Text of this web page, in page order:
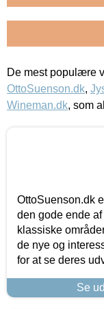
De mest populære
OttoSuenson.dk,
Wineman.dk, som
OttoSuenson.dk
den gode ende
klassiske
de nye og
for at se deres
Se